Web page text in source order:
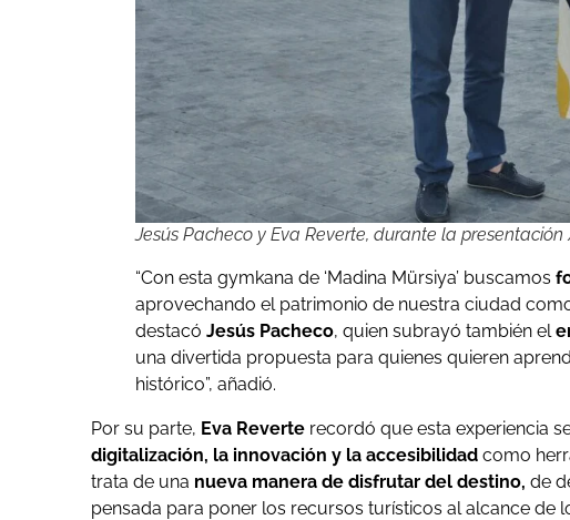
Jesús Pacheco y Eva Reverte, durante la
“Con esta gymkana de ‘Madina Mürsiya’ buscamos
aprovechando el patrimonio de nuestra ciudad
destacó Jesús Pacheco, quien subrayó también el
una divertida propuesta para quienes quieren
histórico”, añadió.
Por su parte, Eva Reverte recordó que esta experiencia
digitalización, la innovación y la accesibilidad como
trata de una nueva manera de disfrutar del destino, de
pensada para poner los recursos turísticos al alcance de